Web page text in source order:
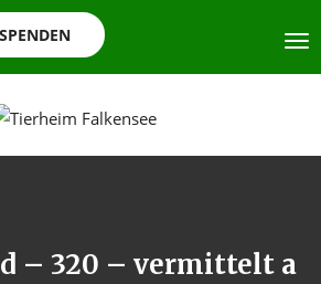
SPENDEN
– 320 – vermittelt a